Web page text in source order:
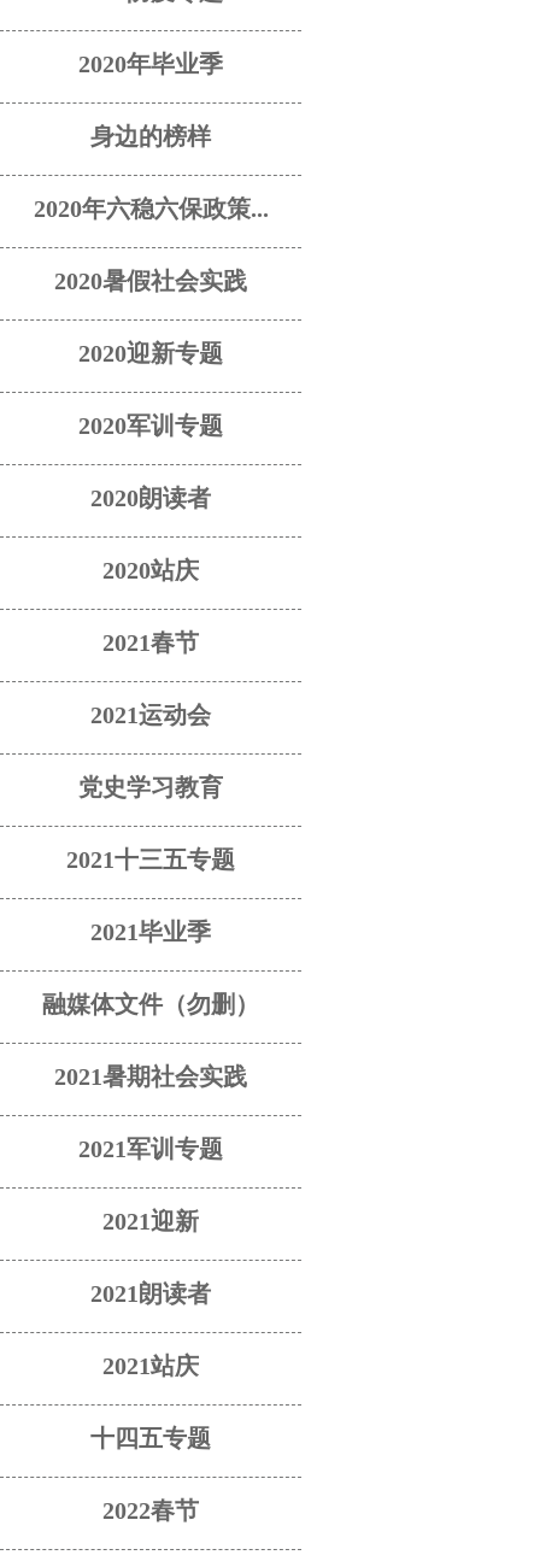
2020年毕业季
身边的榜样
2020年六稳六保政策...
2020暑假社会实践
2020迎新专题
2020军训专题
2020朗读者
2020站庆
2021春节
2021运动会
党史学习教育
2021十三五专题
2021毕业季
融媒体文件（勿删）
2021暑期社会实践
2021军训专题
2021迎新
2021朗读者
2021站庆
十四五专题
2022春节